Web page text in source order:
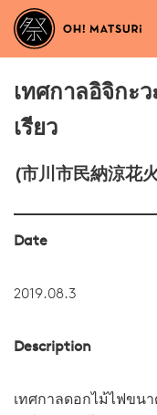
เทศกาลอิจิกะ
เรียว
(市川市民納涼花
Date
2019.08.3
Description
เทศกาลดอกไม้ไฟขน